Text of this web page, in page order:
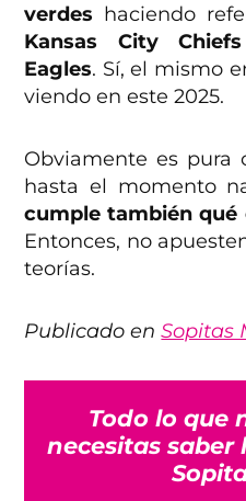
verdes haciendo
Kansas City
Eagles. Sí, el mismo
viendo en este 2025.
Obviamente es pura
hasta el momento
cumple también qué
Entonces, no
teorías.
Publicado enSopitas
Todo lo que
necesitas saber